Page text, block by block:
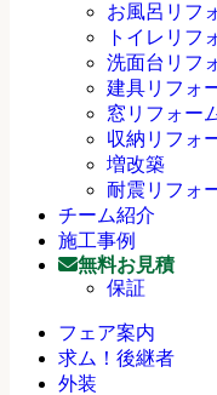
お風呂リフ
トイレリフ
洗面台リフ
建具リフォ
窓リフォー
収納リフォ
増改築
耐震リフォ
チーム紹介
施工事例
無料お見積
保証
フェア案内
求ム！後継者
外装